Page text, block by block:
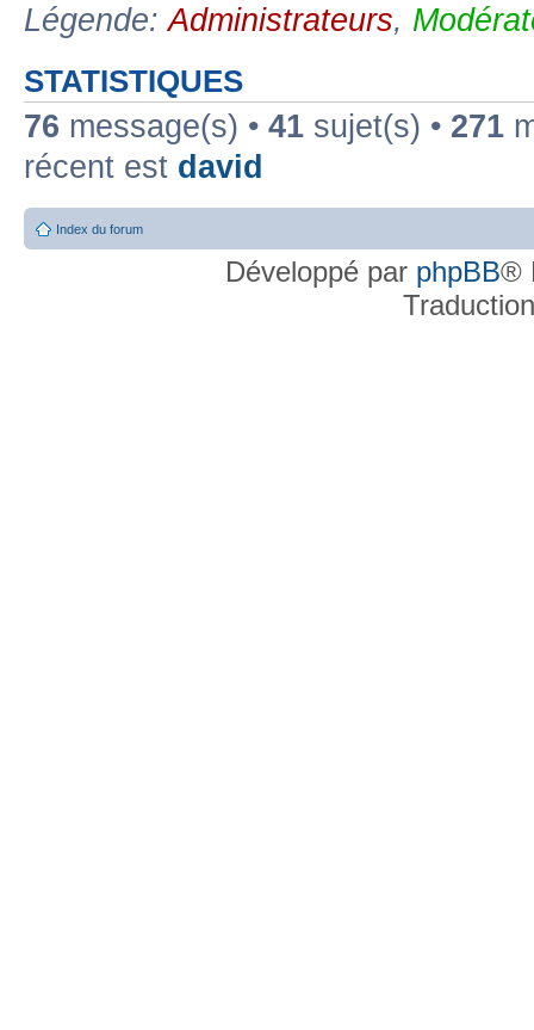
Légende:Administrateurs,
STATISTIQUES
76 message(s) • 41 sujet(s) • 271
récent est david
Index du forum
Développé par phpBB®